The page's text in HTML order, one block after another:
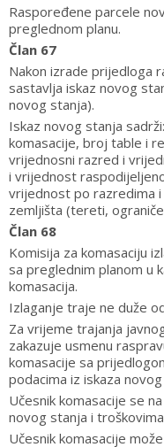
Raspoređene parcele
preglednom planu.
Član 67
Nakon izrade prijedloga
sastavlja iskaz novog
novog stanja).
Iskaz novog stanja
komasacije, broj table i
vrijednosni razred i
i vrijednost
vrijednost po razredima
zemljišta (tereti,
Član 68
Komisija za komasaciju
sa preglednim planom u
komasacija.
Izlaganje traje ne duže
Za vrijeme trajanja
zakazuje usmenu
komasacije sa
podacima iz iskaza
Učesnik komasacije se
novog stanja i
Učesnik komasacije